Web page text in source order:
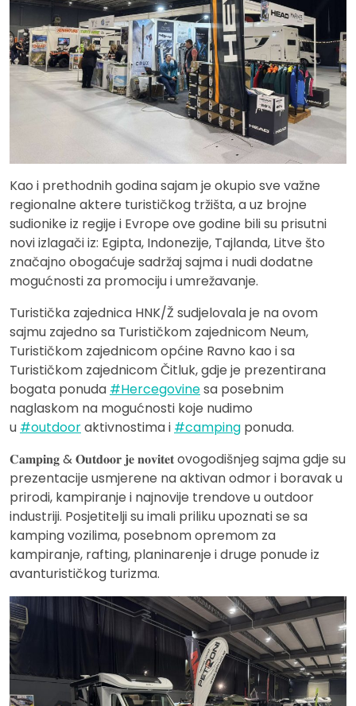
Kao i prethodnih godina sajam je okupio sve važne
regionalne aktere turističkog tržišta, a uz brojne
sudionike iz regije i Evrope ove godine bili su prisutni
novi izlagači iz: Egipta, Indonezije, Tajlanda, Litve što
značajno obogaćuje sadržaj sajma i nudi dodatne
mogućnosti za promociju i umrežavanje.
Turistička zajednica HNK/Ž sudjelovala je na ovom
sajmu zajedno sa Turističkom zajednicom Neum,
Turističkom zajednicom općine Ravno kao i sa
Turističkom zajednicom Čitluk, gdje je prezentirana
bogata ponuda #Hercegovinesa posebnim
naglaskom na mogućnosti koje nudimo
u #outdooraktivnostima i #camping ponuda.
𝐂𝐚𝐦𝐩𝐢𝐧𝐠 & 𝐎𝐮𝐭𝐝𝐨𝐨𝐫 𝐣𝐞 𝐧𝐨𝐯𝐢𝐭𝐞𝐭 ovogodišnjeg sajma gdje su
prezentacije usmjerene na aktivan odmor i boravak u
prirodi, kampiranje i najnovije trendove u outdoor
industriji. Posjetitelji su imali priliku upoznati se sa
kamping vozilima, posebnom opremom za
kampiranje, rafting, planinarenje i druge ponude iz
avanturističkog turizma.